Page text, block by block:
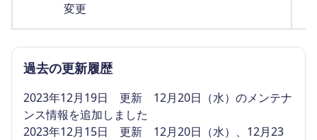
変更
過去の更新履歴
2023年12月19日 更新 12月20日（水）のメンテナ
ンス情報を追加しました
2023年12月15日 更新 12月20日（水）、12月23